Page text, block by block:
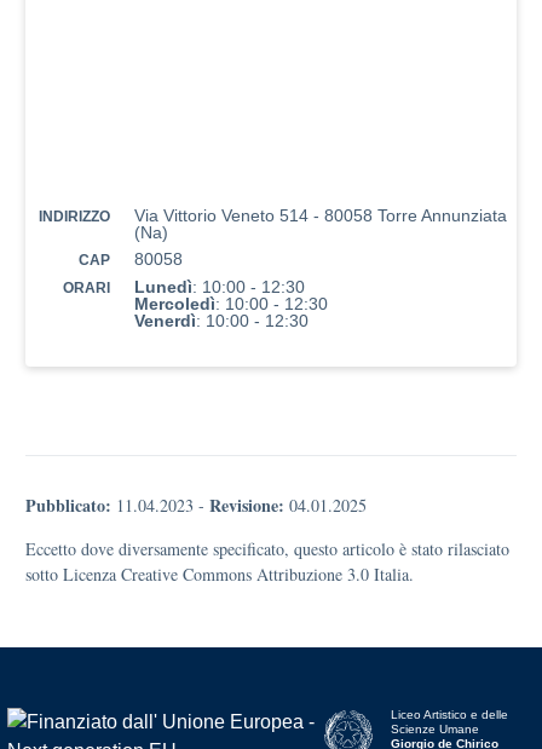
INDIRIZZO
Via Vittorio Veneto 514 - 80058 Torre Annunziata
(Na)
CAP 80058
ORARI Lunedì: 10:00 - 12:30
Mercoledì: 10:00 - 12:30
Venerdì: 10:00 - 12:30
Pubblicato: 11.04.2023 - Revisione: 04.01.2025
Eccetto dove diversamente specificato, questo articolo è stato rilasciato
sotto Licenza Creative Commons Attribuzione 3.0 Italia.
Liceo Artistico e delle
Scienze Umane
Giorgio de Chirico